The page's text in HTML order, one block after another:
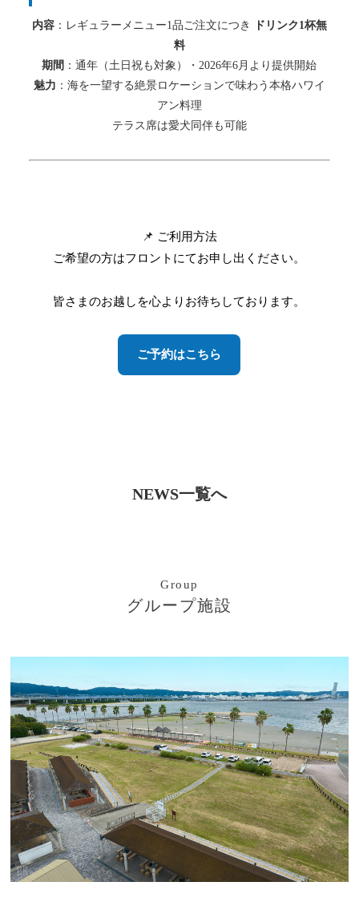
内容：レギュラーメニュー1品ご注文につき
ドリンク1杯無
料
期間 ：通年（土日祝も対象）・2026年6月より提供開始
魅力 ：海を一望する絶景ロケーションで味わう本格ハワイ
アン料理
テラス席は愛犬同伴も可能
📌 ご利用方法
ご希望の方はフロントにてお申し出ください。
皆さまのお越しを心よりお待ちしております。
ご予約はこちら
NEWS一覧へ
Group
グループ施設